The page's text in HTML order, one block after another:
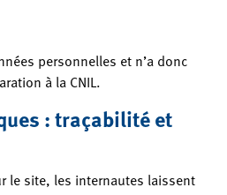
personnelles et n’a donc
à la CNIL.
: traçabilité et
le site, les internautes laissent